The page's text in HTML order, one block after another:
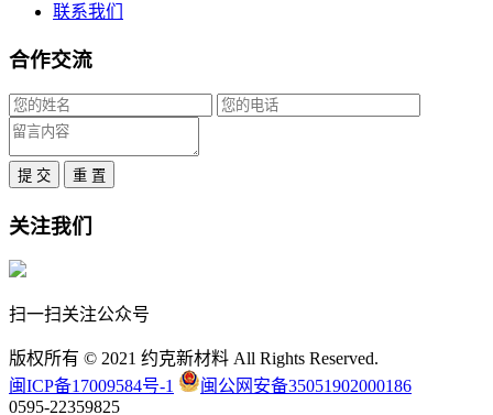
联系我们
合作交流
提 交 重 置
关注我们
扫一扫关注公众号
版权所有 © 2021 约克新材料 All Rights Reserved.
闽ICP备17009584号-1
闽公网安备35051902000186
0595-22359825